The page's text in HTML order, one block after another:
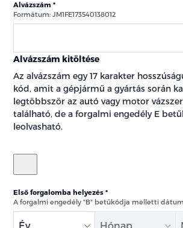
Alvázszám
Formátum: JM1FE173540138012
Alvázszám kitöltése
Az alvázszám egy 17 karakter
kód, amit a gépjármű a gyártás során
legtöbbször az autó vagy motor
található, de a forgalmi engedély E
leolvasható.
Első forgalomba helyezés
A forgalmi engedély "B" betűkódja melletti dátum